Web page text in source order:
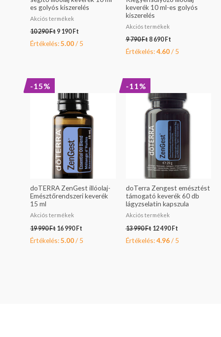
es golyós kiszerelés
Akciós termékek
10 290Ft 9 190 Ft
Értékelés:5.00/ 5
keverék 10 ml-es golyós
kiszerelés
Akciós termékek
9 790Ft 8 690 Ft
Értékelés:4.60/ 5
-15%
doTERRA ZenGest illóolaj-
Emésztőrendszeri keverék
15 ml
Akciós termékek
19 990Ft
was:
19
990 Ft.
16 990Ft
is:
16
990 Ft.
Értékelés:5.00/ 5
-11%
doTerra Zengest emésztést
támogató keverék 60 db
lágyzselatin kapszula
Akciós termékek
13 990Ft
was:
13
990 Ft.
12 490Ft
12
490 Ft.
Értékelés:4.96/ 5